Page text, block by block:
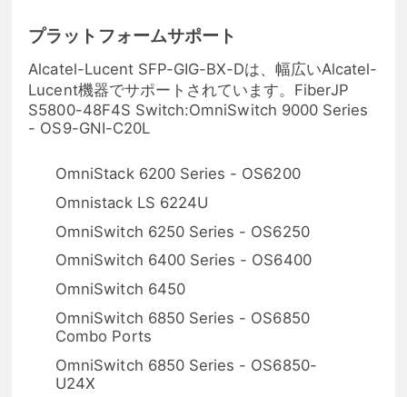
プラットフォームサポート
Alcatel-Lucent SFP-GIG-BX-Dは、幅広いAlcatel-
Lucent機器でサポートされています。FiberJP
S5800-48F4S Switch:OmniSwitch 9000 Series
- OS9-GNI-C20L
OmniStack 6200 Series - OS6200
Omnistack LS 6224U
OmniSwitch 6250 Series - OS6250
OmniSwitch 6400 Series - OS6400
OmniSwitch 6450
OmniSwitch 6850 Series - OS6850
Combo Ports
OmniSwitch 6850 Series - OS6850-
U24X